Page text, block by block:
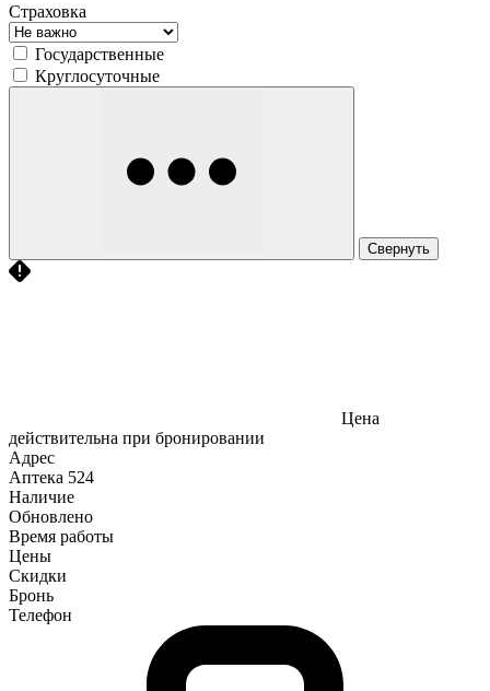
Страховка
Государственные
Круглосуточные
Свернуть
Цена
действительна при бронировании
Адрес
Аптека 524
Наличие
Обновлено
Время работы
Цены
Скидки
Бронь
Телефон